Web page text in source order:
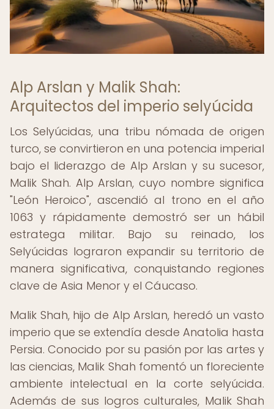
Alp Arslan y Malik Shah:
Arquitectos del imperio selyúcida
Los Selyúcidas, una tribu nómada de origen
turco, se convirtieron en una potencia imperial
bajo el liderazgo de Alp Arslan y su sucesor,
Malik Shah. Alp Arslan, cuyo nombre significa
"León Heroico", ascendió al trono en el año
1063 y rápidamente demostró ser un hábil
estratega militar. Bajo su reinado, los
Selyúcidas lograron expandir su territorio de
manera significativa, conquistando regiones
clave de Asia Menor y el Cáucaso.
Malik Shah, hijo de Alp Arslan, heredó un vasto
imperio que se extendía desde Anatolia hasta
Persia. Conocido por su pasión por las artes y
las ciencias, Malik Shah fomentó un floreciente
ambiente intelectual en la corte selyúcida.
Además de sus logros culturales, Malik Shah